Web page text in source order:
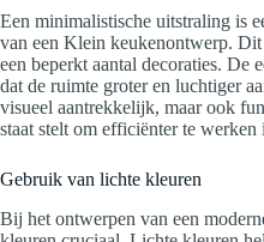
Een minimalistische uitstraling is
van een Klein keukenontwerp.
een beperkt aantal decoraties. De
dat de ruimte groter en luchtiger
visueel aantrekkelijk, maar ook
staat stelt om efficiënter te werken
Gebruik van lichte kleuren
Bij het ontwerpen van een